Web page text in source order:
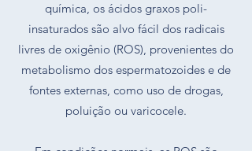
química, os ácidos graxos poli-
insaturados são alvo fácil dos radicais
livres de oxigênio (ROS), provenientes do
metabolismo dos espermatozoides e de
fontes externas, como uso de drogas,
poluição ou varicocele.